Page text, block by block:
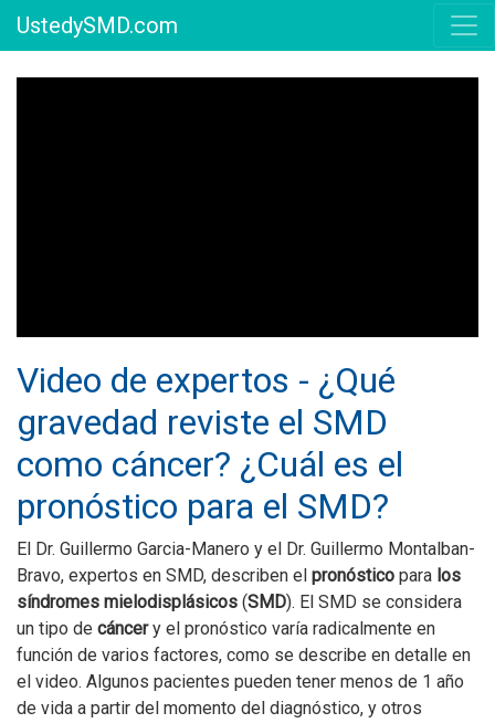
UstedySMD.com
Video de expertos - ¿Qué
gravedad reviste el SMD
como cáncer? ¿Cuál es el
pronóstico para el SMD?
El Dr. Guillermo Garcia-Manero y el Dr. Guillermo Montalban-
Bravo, expertos en SMD, describen el pronóstico para los
síndromes mielodisplásicos (SMD). El SMD se considera
un tipo de cáncery el pronóstico varía radicalmente en
función de varios factores, como se describe en detalle en
el video. Algunos pacientes pueden tener menos de 1 año
de vida a partir del momento del diagnóstico, y otros